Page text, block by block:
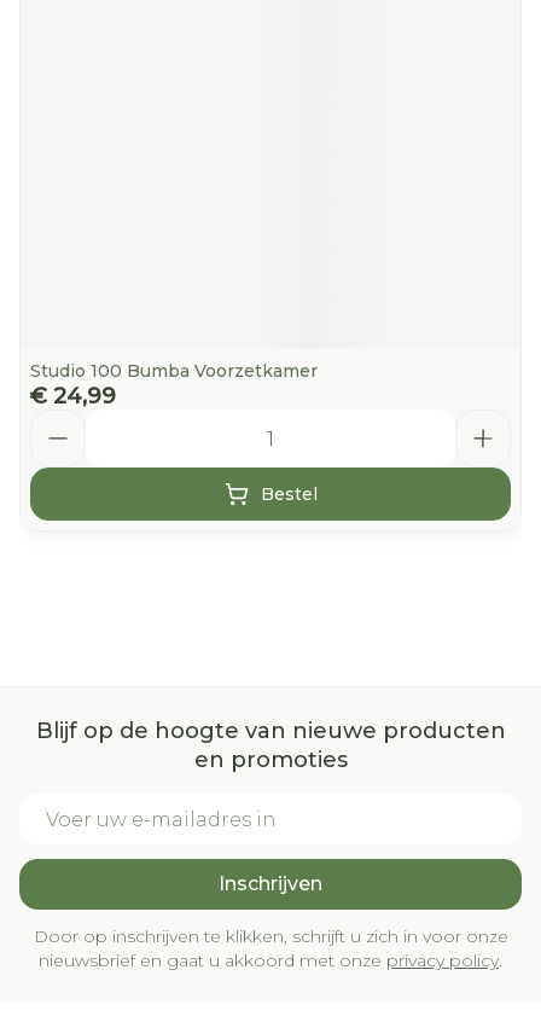
Studio 100 Bumba Voorzetkamer
€ 24,99
Bestel
Blijf op de hoogte van nieuwe producten
en promoties
Inschrijven
Door op inschrijven te klikken, schrijft u zich in voor onze
nieuwsbrief en gaat u akkoord met onze privacy policy.